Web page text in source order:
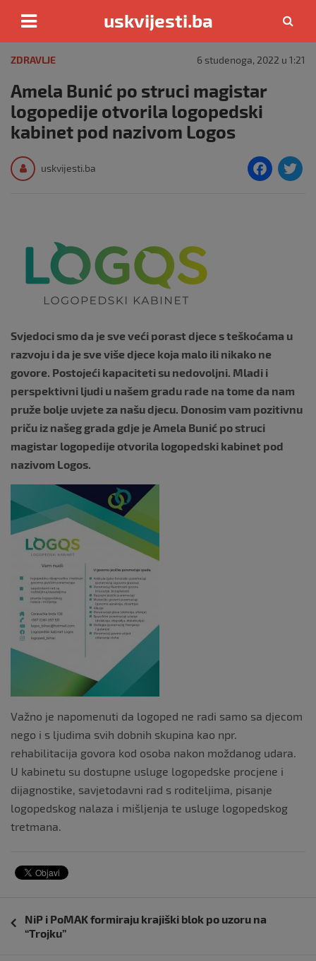
content
uskvijesti.ba
ZDRAVLJE 6 studenoga, 2022 u 1:21
Amela Bunić po struci magistar
logopedije otvorila logopedski
kabinet pod nazivom Logos
uskvijesti.ba
F
Svjedoci smo da je sve veći porast djece s teškoćama u
razvoju i da je sve više djece koja malo ili nikako ne
govore. Postojeći kapaciteti su nedovoljni. Mladi i
perspektivni ljudi u našem gradu rade na tome da nam
pruže bolje uvjete za našu djecu. Donosim vam pozitivnu
priču iz našeg grada gdje je Amela Bunić po struci
magistar logopedije otvorila logopedski kabinet pod
nazivom Logos.
Važno je napomenuti da logoped ne radi samo sa djecom
nego i s ljudima svih dobnih skupina kao npr.
rehabilitacija govora kod osoba nakon moždanog udara.
U kabinetu su dostupne usluge logopedske procjene i
dijagnostike, savjetodavni rad s roditeljima, pisanje
logopedskog nalaza i mišljenja te usluge logopedskog
tretmana.
objava
NiP i PoMAK formiraju krajiški blok po uzoru na
“Trojku”